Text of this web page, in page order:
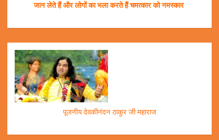
जान लेते हैं और लोगों का भला करते हैं चमत्कार को नमस्कार
पूजनीय देवकीनंदन ठाकुर जी महाराज